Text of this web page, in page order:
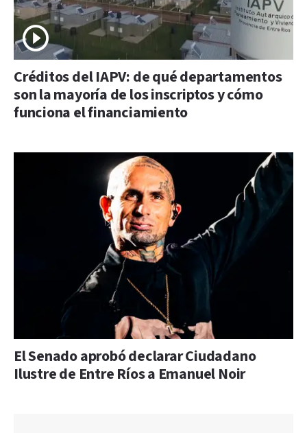
Créditos del IAPV: de qué departamentos
son la mayoría de los inscriptos y cómo
funciona el financiamiento
El Senado aprobó declarar Ciudadano
Ilustre de Entre Ríos a Emanuel Noir